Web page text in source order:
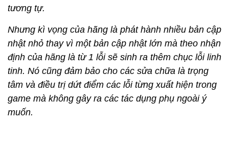
tương tự.
Nhưng kì vọng của hãng là phát hành nhiều bản cập
nhật nhỏ thay vì một bản cập nhật lớn mà theo nhận
định của hãng là từ 1 lỗi sẽ sinh ra thêm chục lỗi linh
tinh. Nó cũng đảm bảo cho các sửa chữa là trọng
tâm và điều trị dứt điểm các lỗi từng xuất hiện trong
game mà không gây ra các tác dụng phụ ngoài ý
muốn.